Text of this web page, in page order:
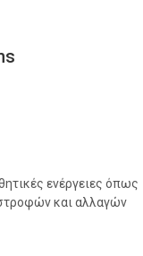
ενέργειες όπως
και αλλαγών